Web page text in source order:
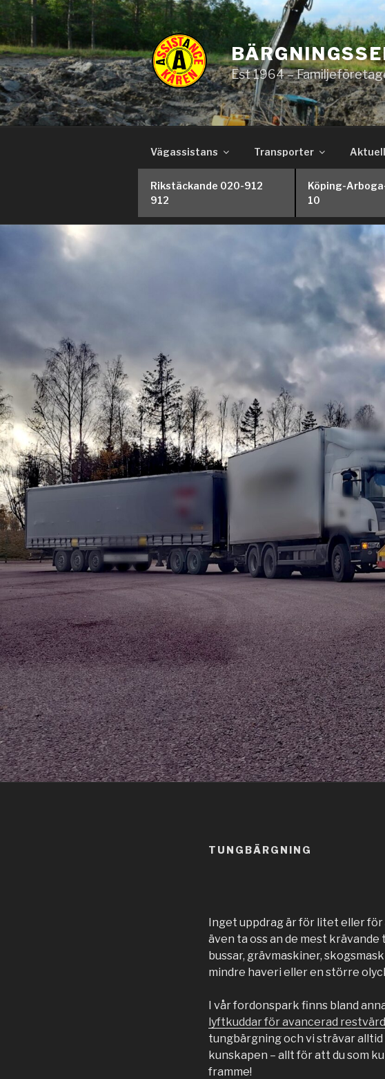
Hoppa
till
innehåll
Est 1964 –
Vägassistans Transporter
Rikstäckande 020-912
912
Köping-
10
TUNGBÄRGNING
Inget uppdrag är för litet eller
även ta oss an de mest
bussar, grävmaskiner,
mindre haveri eller en större
I vår fordonspark finns bland
lyftkuddar för avancerad
tungbärgning och vi strävar
kunskapen – allt för att du som
framme!